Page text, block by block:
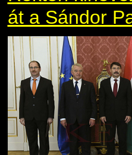
át a Sándor